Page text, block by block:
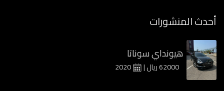
أحدث المنشورات
هيونداي سوناتا
62000 ريال |